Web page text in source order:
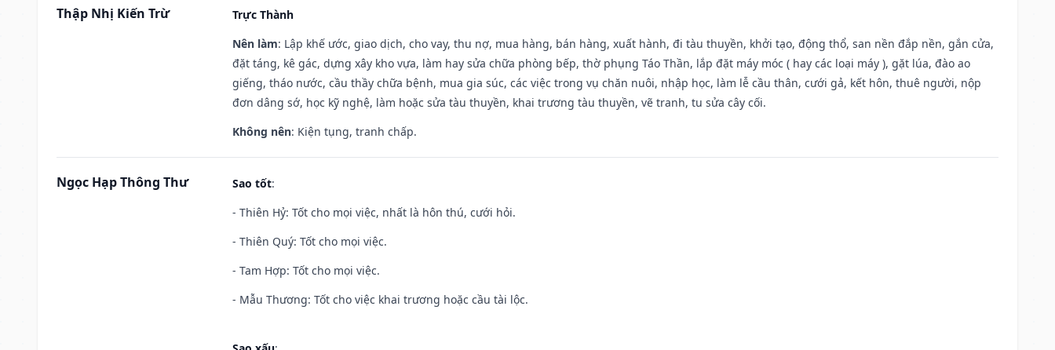
Thập Nhị Kiến Trừ
Trực Thành
Nên làm: Lập khế ước, giao dịch, cho vay, thu nợ, mua hàng, bán hàng, xuất hành, đi tàu thuyền, khởi tạo, động thổ, san nền đắp nền, gắn cửa,
đặt táng, kê gác, dựng xây kho vựa, làm hay sửa chữa phòng bếp, thờ phụng Táo Thần, lắp đặt máy móc ( hay các loại máy ), gặt lúa, đào ao
giếng, tháo nước, cầu thầy chữa bệnh, mua gia súc, các việc trong vụ chăn nuôi, nhập học, làm lễ cầu thân, cưới gả, kết hôn, thuê người, nộp
đơn dâng sớ, học kỹ nghệ, làm hoặc sửa tàu thuyền, khai trương tàu thuyền, vẽ tranh, tu sửa cây cối.
Không nên: Kiện tụng, tranh chấp.
Ngọc Hạp Thông Thư Sao tốt:
- Thiên Hỷ: Tốt cho mọi việc, nhất là hôn thú, cưới hỏi.
- Thiên Quý: Tốt cho mọi việc.
- Tam Hợp: Tốt cho mọi việc.
- Mẫu Thương: Tốt cho việc khai trương hoặc cầu tài lộc.